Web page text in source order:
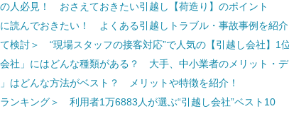
人必見！ おさえておきたい引越し【荷造り】のポイント
読んでおきたい！ よくある引越しトラブル・事故事例を紹介
検討＞ “現場スタッフの接客対応”で人気の【引越し会社】1
会社」にはどんな種類がある？ 大手、中小業者のメリット・デ
」はどんな方法がベスト？ メリットや特徴を紹介！
ンキング＞ 利用者1万6883人が選ぶ“引越し会社”ベスト10